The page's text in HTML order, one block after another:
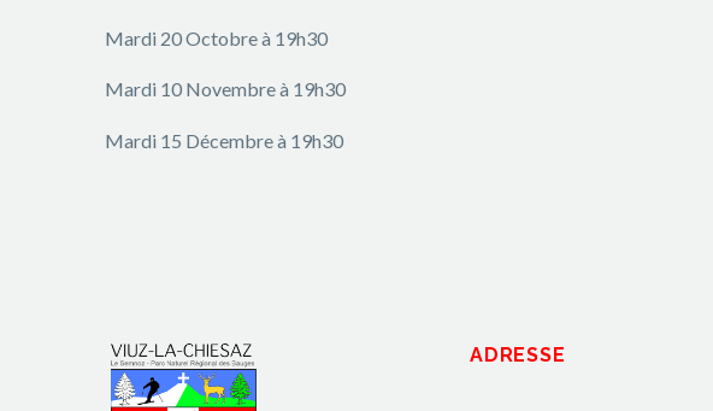
Mardi 20 Octobre à 19h30
Mardi 10 Novembre à 19h30
Mardi 15 Décembre à 19h30
ADRESSE